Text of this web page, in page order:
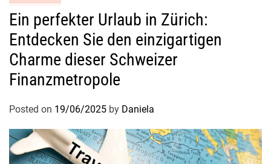
s
s
c
h
Ein perfekter Urlaub in Zürich:
Entdecken Sie den einzigartigen
Charme dieser Schweizer
Finanzmetropole
Posted on 19/06/2025 by Daniela